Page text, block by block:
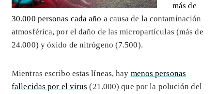
más de
30.000 personas cada año a causa de la contaminación
atmosférica, por el daño de las micropartículas (más de
24.000) y óxido de nitrógeno (7.500).
Mientras escribo estas líneas, hay menos personas
fallecidas por el virus (21.000) que por la polución del